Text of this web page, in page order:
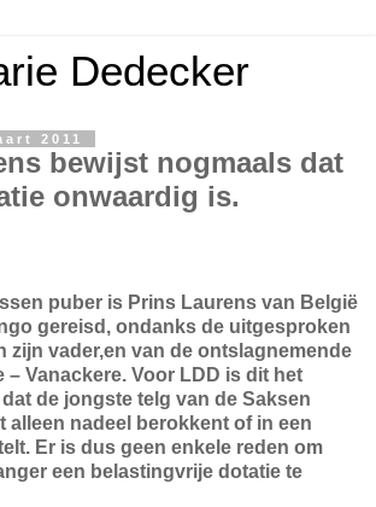
Dedecker
2011
bewijst nogmaals dat
onwaardig is.
puber is Prins Laurens van België
gereisd, ondanks de uitgesproken
zijn vader,en van de ontslagnemende
– Vanackere. Voor LDD is dit het
de jongste telg van de Saksen
alleen nadeel berokkent of in een
Er is dus geen enkele reden om
een belastingvrije dotatie te